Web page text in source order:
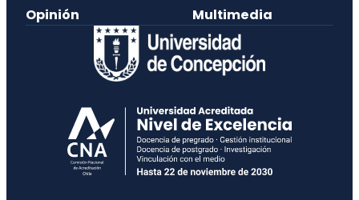
Opinión Multimedia